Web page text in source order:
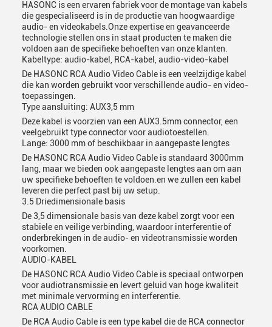
HASONC is een ervaren fabriek voor de montage van kabels
die gespecialiseerd is in de productie van hoogwaardige
audio- en videokabels.Onze expertise en geavanceerde
technologie stellen ons in staat producten te maken die
voldoen aan de specifieke behoeften van onze klanten.
Kabeltype: audio-kabel, RCA-kabel, audio-video-kabel
De HASONC RCA Audio Video Cable is een veelzijdige kabel
die kan worden gebruikt voor verschillende audio- en video-
toepassingen.
Type aansluiting: AUX3,5 mm
Deze kabel is voorzien van een AUX3.5mm connector, een
veelgebruikt type connector voor audiotoestellen.
Lange: 3000 mm of beschikbaar in aangepaste lengtes
De HASONC RCA Audio Video Cable is standaard 3000mm
lang, maar we bieden ook aangepaste lengtes aan om aan
uw specifieke behoeften te voldoen.en we zullen een kabel
leveren die perfect past bij uw setup.
3.5 Driedimensionale basis
De 3,5 dimensionale basis van deze kabel zorgt voor een
stabiele en veilige verbinding, waardoor interferentie of
onderbrekingen in de audio- en videotransmissie worden
voorkomen.
AUDIO-KABEL
De HASONC RCA Audio Video Cable is speciaal ontworpen
voor audiotransmissie en levert geluid van hoge kwaliteit
met minimale vervorming en interferentie.
RCA AUDIO CABLE
De RCA Audio Cable is een type kabel die de RCA connector